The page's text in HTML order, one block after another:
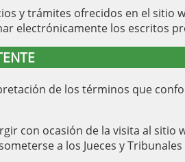
y trámites ofrecidos en el sitio
electrónicamente los escritos
de los términos que
con ocasión de la visita al sitio
a los Jueces y